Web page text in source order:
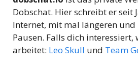
Dobschat. Hier schreibt er seit
Internet, mit mal längeren
Pausen. Falls dich interessiert,
arbeitet: Leo Skull und Team